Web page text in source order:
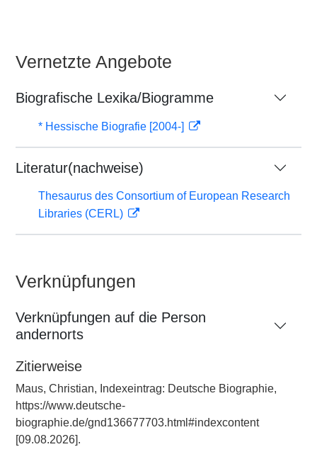
Vernetzte Angebote
Biografische Lexika/Biogramme
* Hessische Biografie [2004-]
Literatur(nachweise)
Thesaurus des Consortium of European Research
Libraries (CERL)
Verknüpfungen
Verknüpfungen auf die Person
andernorts
Zitierweise
Maus, Christian, Indexeintrag: Deutsche Biographie,
https://www.deutsche-
biographie.de/gnd136677703.html#indexcontent
[09.08.2026].